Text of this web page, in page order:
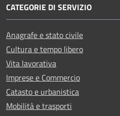
CATEGORIE DI SERVIZIO
Anagrafe e stato civile
Cultura e tempo libero
Vita lavorativa
Imprese e Commercio
Catasto e urbanistica
Mobilità e trasporti